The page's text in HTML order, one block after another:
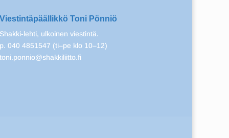
Toni Pönniö
lehti, ulkoinen viestintä.
040 4851547 (ti–pe klo 10–12)